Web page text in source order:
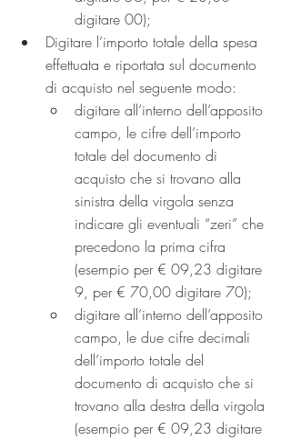
digitare 00);
Digitare l’importo totale della spesa
effettuata e riportata sul documento
di acquisto nel seguente modo:
digitare all’interno dell’apposito
campo, le cifre dell’importo
totale del documento di
acquisto che si trovano alla
sinistra della virgola senza
indicare gli eventuali “zeri” che
precedono la prima cifra
(esempio per € 09,23 digitare
9, per € 70,00 digitare 70);
digitare all’interno dell’apposito
campo, le due cifre decimali
dell’importo totale del
documento di acquisto che si
trovano alla destra della virgola
(esempio per € 09,23 digitare